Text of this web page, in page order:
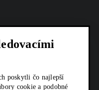
poskytli čo najlepší
cookie a podobné